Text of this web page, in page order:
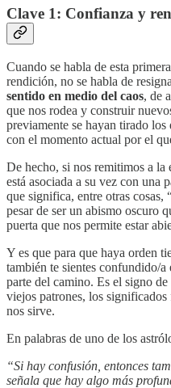
Clave 1: Confianza y
Cuando se habla de esta
rendición, no se habla de
sentido en medio del caos, de
que nos rodea y construir
previamente se hayan tirado los
con el momento actual por el
De hecho, si nos remitimos a la
está asociada a su vez con una
que significa, entre otras cosas,
pesar de ser un abismo oscuro
puerta que nos permite estar
Y es que para que haya orden
también te sientes confundido/
parte del camino. Es el signo
viejos patrones, los
nos sirve.
En palabras de uno de los
“Si hay confusión, entonces
señala que hay algo más